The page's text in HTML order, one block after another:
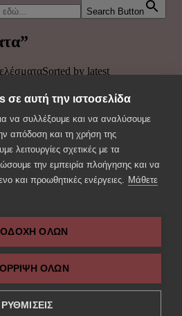
Search Button
Sorted by latest
στο καλάθι
στο καλάθι
Φόβου
σε αυτή την ιστοσελίδα
να συλλέξουμε και να αναλύσουμε
απόδοση και τη χρήση της
λειτουργίες σχετικές με τα
την εμπειρία πλοήγησης και να
και προωθητικές ενέργειες. Μάθετε
ΟΛΩΝ
ΌΛΩΝ
ΡΥΘΜΙΣΕΙΣ